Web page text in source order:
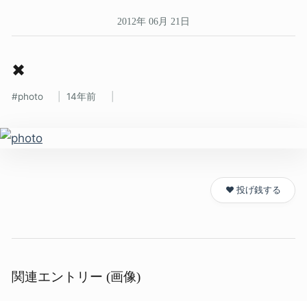
2012年 06月 21日
✖
photo 14年前
❤️ 投げ銭する
関連エントリー (画像)